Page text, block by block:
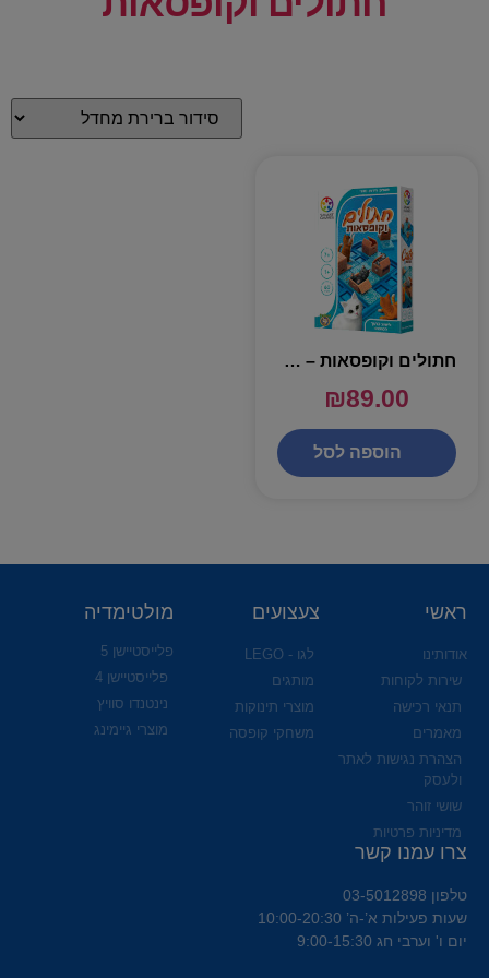
חתולים וקופסאות – אתגרי חשיבה
₪89.00
הוספה לסל
ראשי
אודותינו
שירות לקוחות
תנאי רכישה
מאמרים
הצהרת נגישות לאתר
ולעסק
שושי זוהר
מדיניות פרטיות
צעצועים
לגו - LEGO
מותגים
מוצרי תינוקות
משחקי קופסה
מולטימדיה
פלייסטיישן 5
פלייסטיישן 4
נינטנדו סוויץ
מוצרי גיימינג
צרו עמנו קשר
טלפון 03-5012898
שעות פעילות א’-ה’ 10:00-20:30
יום ו' וערבי חג 9:00-15:30